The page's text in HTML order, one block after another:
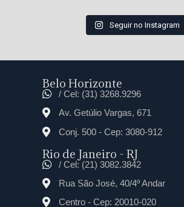
Seguir no Instagram
Belo Horizonte
/ Cel: (31) 3268.9296
Av. Getúlio Vargas, 671
Conj. 500 - Cep: 3080-912
Rio de Janeiro - RJ
/ Cel: (21) 3082.3842
Rua São José, 40/4º Andar
Centro - Cep: 20010-020